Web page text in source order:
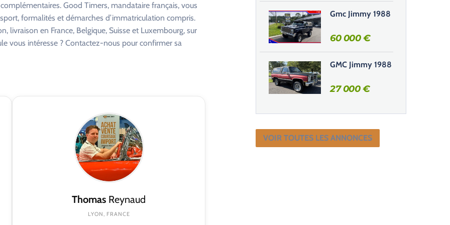
Good Timers, mandataire français, vous
formalités et démarches d’immatriculation compris.
livraison en France, Belgique, Suisse et Luxembourg, sur
vous intéresse ? Contactez-nous pour confirmer sa
Thomas Reynaud
LYON, FRANCE
Gmc Jimmy 1988
60 000€
GMC Jimmy 1988
27 000€
VOIR TOUTES LES ANNONCES